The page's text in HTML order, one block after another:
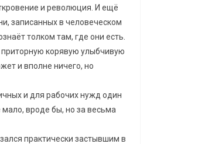
и революция. И ещё
записанных в человеческом
толком там, где они есть.
приторную корявую улыбчивую
и вполне ничего, но
и для рабочих нужд один
вроде бы, но за весьма
практически застывшим в